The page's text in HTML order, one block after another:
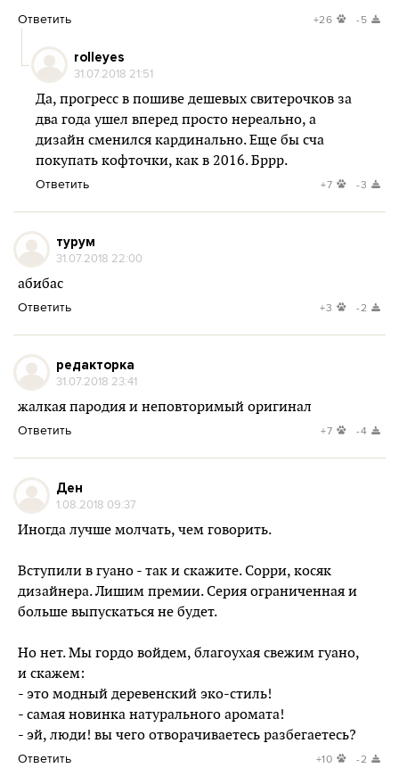
Ответить +26 -5
rolleyes
31.07.2018 21:51
Да, прогресс в пошиве дешевых свитерочков за
два года ушел вперед просто нереально, а
дизайн сменился кардинально. Еще бы сча
покупать кофточки, как в 2016. Бррр.
Ответить +7 -3
турум
31.07.2018 22:00
абибас
Ответить +3 -2
редакторка
31.07.2018 23:41
жалкая пародия и неповторимый оригинал
Ответить +7 -4
Ден
1.08.2018 09:37
Иногда лучше молчать, чем говорить.
Вступили в гуано - так и скажите. Сорри, косяк
дизайнера. Лишим премии. Серия ограниченная и
больше выпускаться не будет.
Но нет. Мы гордо войдем, благоухая свежим гуано,
и скажем:
- это модный деревенский эко-стиль!
- самая новинка натурального аромата!
- эй, люди! вы чего отворачиваетесь разбегаетесь?
Ответить +10 -2